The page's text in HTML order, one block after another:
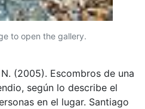
to open the gallery.
(2005). Escombros de una
según lo describe el
en el lugar. Santiago